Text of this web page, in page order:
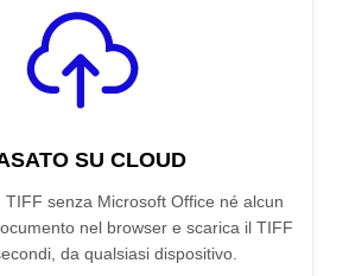
SU CLOUD
TIFF senza Microsoft Office né alcun
nel browser e scarica il TIFF
da qualsiasi dispositivo.